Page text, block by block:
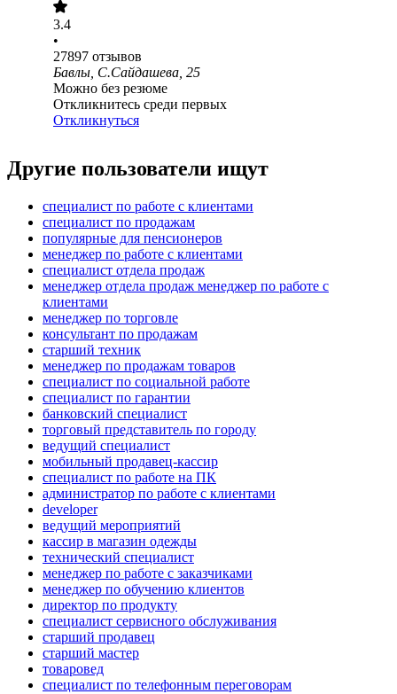
3.4
•
27897 отзывов
Бавлы, С.Сайдашева, 25
Можно без резюме
Откликнитесь среди первых
Откликнуться
Другие пользователи ищут
специалист по работе с клиентами
специалист по продажам
популярные для пенсионеров
менеджер по работе с клиентами
специалист отдела продаж
менеджер отдела продаж менеджер по работе с
клиентами
менеджер по торговле
консультант по продажам
старший техник
менеджер по продажам товаров
специалист по социальной работе
специалист по гарантии
банковский специалист
торговый представитель по городу
ведущий специалист
мобильный продавец-кассир
специалист по работе на ПК
администратор по работе с клиентами
developer
ведущий мероприятий
кассир в магазин одежды
технический специалист
менеджер по работе с заказчиками
менеджер по обучению клиентов
директор по продукту
специалист сервисного обслуживания
старший продавец
старший мастер
товаровед
специалист по телефонным переговорам